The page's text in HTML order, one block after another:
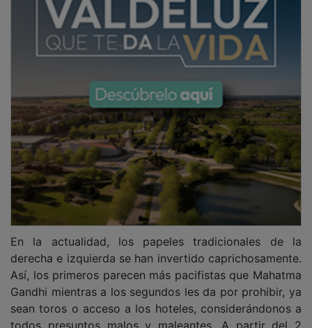
derecha e izquierda se han invertido caprichosamente.
Así, los primeros parecen más pacifistas que Mahatma
Gandhi mientras a los segundos les da por prohibir, ya
sean toros o acceso a los hoteles, considerándonos a
todos presuntos malos y maleantes. A partir del 2